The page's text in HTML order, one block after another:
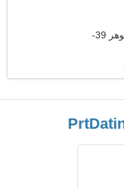
زن مجرد به دنبال شوهر 39-